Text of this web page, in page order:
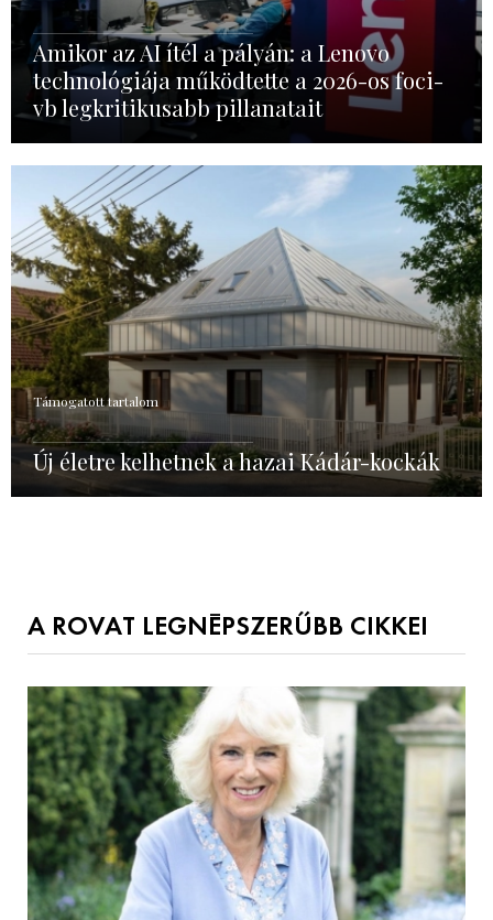
Amikor az AI ítél a pályán: a Lenovo
technológiája működtette a 2026-os foci-
vb legkritikusabb pillanatait
Támogatott tartalom
Új életre kelhetnek a hazai Kádár-kockák
A ROVAT LEGNÉPSZERŰBB CIKKEI